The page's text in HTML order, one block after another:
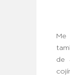
Me
de